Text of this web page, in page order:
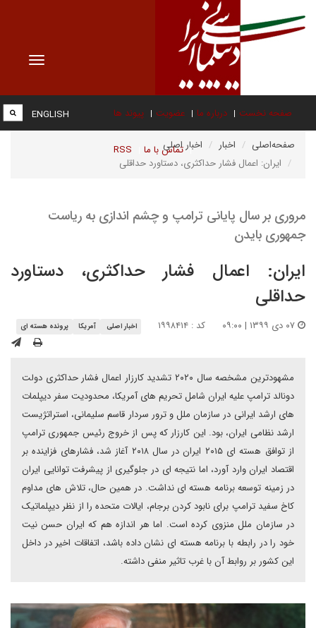
Toggle
صفحه نخست درباره ما عضویت پیوند ها
تماس با ما RSS
ENGLISH
صفحه‌اصلی اخبار
اخبار اصلی
ایران: اعمال فشار حداکثری، دستاورد حداقلی
مروری بر سال پایانی ترامپ و چشم اندازی به ریاست
جمهوری بایدن
ایران: اعمال فشار حداکثری، دستاورد
حداقلی
کد : ۱۹۹۸۴۱۴ اخبار اصلی آمریکا پرونده هسته ای
مشهودترین مشخصه سال ۲۰۲۰ تشدید کارزار اعمال فشار حداکثری دولت
دونالد ترامپ علیه ایران شامل تحریم های آمریکا، محدودیت سفر دیپلمات
های ارشد ایرانی در سازمان ملل و ترور سردار قاسم سلیمانی، استراتژیست
ارشد نظامی ایران، بود. این کارزار که پس از خروج رئیس جمهوری ترامپ
از توافق هسته ای ۲۰۱۵ ایران در سال ۲۰۱۸ آغاز شد، فشارهای فزاینده بر
اقتصاد ایران وارد آورد، اما نتیجه ای در جلوگیری از پیشرفت توانایی ایران
در زمینه توسعه برنامه هسته ای نداشت. در همین حال، تلاش های مداوم
کاخ سفید ترامپ برای نابود کردن برجام، ایالات متحده را از نظر دیپلماتیک
در سازمان ملل منزوی کرده است. اما هر اندازه هم که ایران حسن نیت
خود را در رابطه با برنامه هسته ای نشان داده باشد، اتفاقات اخیر در داخل
این کشور بر روابط آن با غرب تاثیر منفی داشته.